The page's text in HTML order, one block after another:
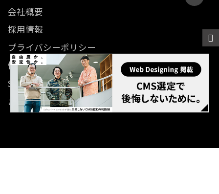
会社概要
採用情報
プライバシーポリシー
情報セキュリティ方針
SDGsに関する取り組み
お問い合わせ